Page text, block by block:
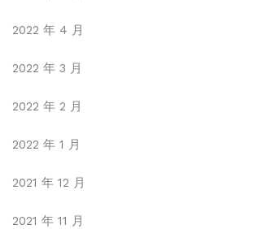
2022 年 4 月
2022 年 3 月
2022 年 2 月
2022 年 1 月
2021 年 12 月
2021 年 11 月